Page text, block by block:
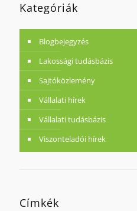
Kategóriák
Blogbejegyzés
Lakossági tudásbázis
Sajtóközlemény
Vállalati hírek
Vállalati tudásbázis
Viszonteladói hírek
Címkék